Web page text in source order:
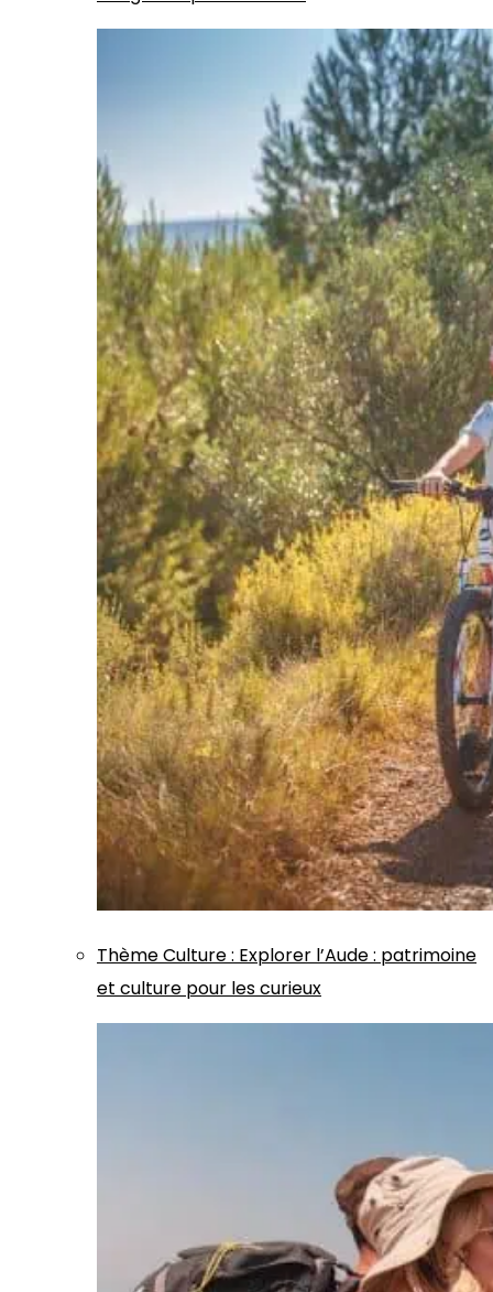
ThèmeCulture: Explorer l’Aude : patrimoine
et culture pour les curieux